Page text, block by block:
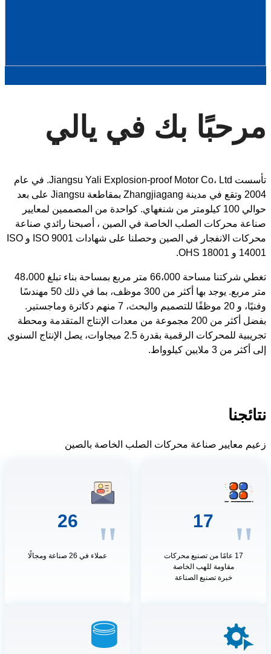
مرحبًا بك في يالي
تأسست Jiangsu Yali Explosion-proof Motor Co، Ltd. في عام
2004 وتقع في مدينة Zhangjiagang بمقاطعة Jiangsu على بعد
حوالي 100 كيلومتر من شنغهاي. كواحدة من المصممين لمعايير
صناعة محركات الصلب الخاصة في الصين ، أصبحنا رائدي صناعة
محركات الانفجار في الصين وحصلنا على شهادات ISO 9001 و ISO
14001 و OHS 18001.
تغطي شركتنا مساحة 66،000 متر مربع بمساحة بناء تبلغ 48،000
متر مربع. يوجد بها أكثر من 300 موظف، بما في ذلك 50 مهندسًا
وفنيًا، و 20 موظفًا للتصميم والبحث، 7 منهم دكاترة وماجستير.
بفضل أكثر من 200 مجموعة من معدات الإنتاج المتقدمة ومحطة
تجريبية للمحركات الرقمية بقدرة 2.5 ميجاوات، يصل الإنتاج السنوي
إلى أكثر من 3 ملايين كيلوواط.
نتائجنا
زعيم معايير صناعة محركات الصلب الخاصة بالصين
"
17
17 عامًا من تصنيع محركات
مقاومة للهب الخاصة
خبرة تصنيع الصناعة
"
26
عملاء في 26 صناعة ومجالًا